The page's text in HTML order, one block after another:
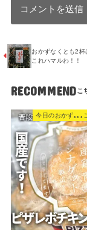
おかずなくとも2杯
これハマルわ！！
RECOMMEND
今日のおかず｡｡｡